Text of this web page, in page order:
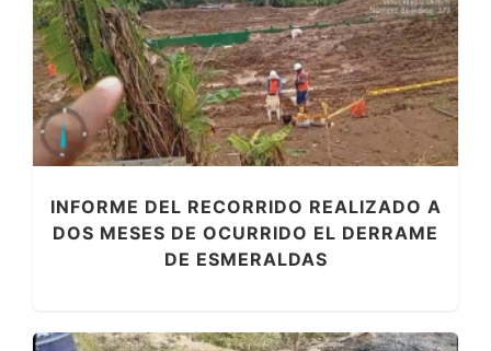
INFORME DEL RECORRIDO REALIZADO A
DOS MESES DE OCURRIDO EL DERRAME
DE ESMERALDAS